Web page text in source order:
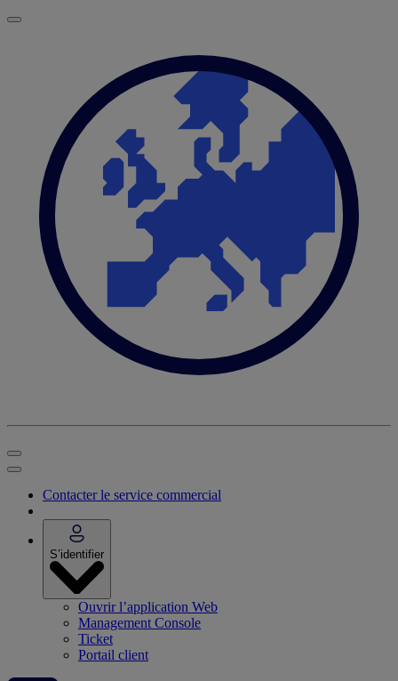
Contacter le service commercial
S’identifier
Ouvrir l’application Web
Management Console
Ticket
Portail client